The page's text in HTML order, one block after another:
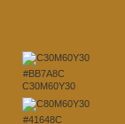
#BB7A8C
C30M60Y30
#41648C